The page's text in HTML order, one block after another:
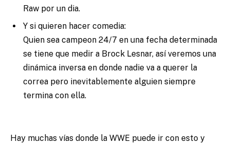
Raw por un dia.
Y si quieren hacer comedia:
Quien sea campeon 24/7 en una fecha determinada
se tiene que medir a Brock Lesnar, así veremos una
dinámica inversa en donde nadie va a querer la
correa pero inevitablemente alguien siempre
termina con ella.
Hay muchas vías donde la WWE puede ir con esto y